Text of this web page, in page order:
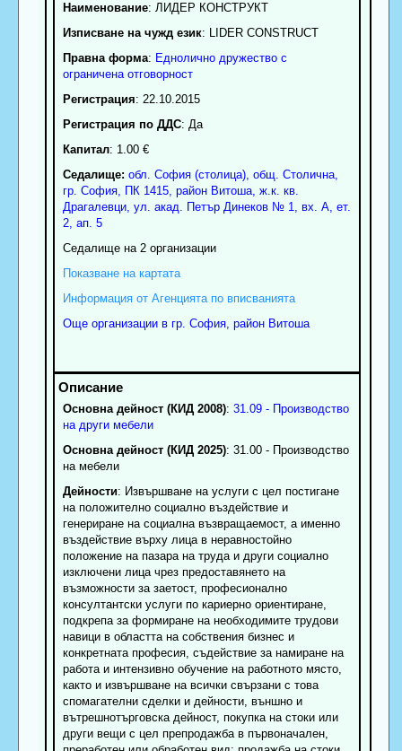
Наименование: ЛИДЕР КОНСТРУКТ
Изписване на чужд език: LIDER CONSTRUCT
Правна форма: Еднолично дружество с
ограничена отговорност
Регистрация: 22.10.2015
Регистрация по ДДС: Да
Капитал: 1.00 €
Седалище: обл. София (столица), общ. Столична,
гр. София, ПК 1415, район Витоша, ж.к. кв.
Драгалевци, ул. акад. Петър Динеков № 1, вх. А, ет.
2, ап. 5
Седалище на 2 организации
Показване на картата
Информация от Агенцията по вписванията
Още организации в гр. София, район Витоша
Основна дейност (КИД 2008): 31.09 - Производство
на други мебели
Основна дейност (КИД 2025): 31.00 - Производство
на мебели
Дейности: Извършване на услуги с цел постигане
на положително социално въздействие и
генериране на социална възвращаемост, а именно
въздействие върху лица в неравностойно
положение на пазара на труда и други социално
изключени лица чрез предоставянето на
възможности за заетост, професионално
консултантски услуги по кариерно ориентиране,
подкрепа за формиране на необходимите трудови
навици в областта на собствения бизнес и
конкретната професия, съдействие за намиране на
работа и интензивно обучение на работното място,
както и извършване на всички свързани с това
спомагателни сделки и дейности, външно и
вътрешнотърговска дейност, покупка на стоки или
други вещи с цел препродажба в първоначален,